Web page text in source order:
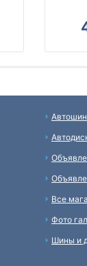
Все
Фото
Шины и